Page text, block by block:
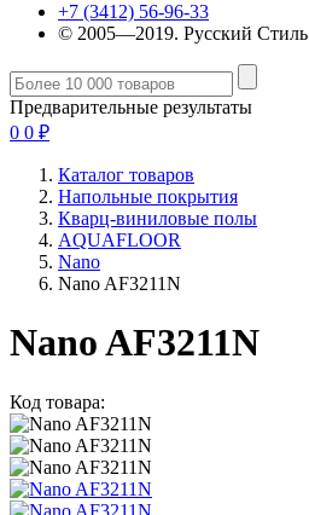
+7 (3412) 56-96-33
© 2005—2019. Русский Стиль
Предварительные результаты
0 0 ₽
Каталог товаров
Напольные покрытия
Кварц-виниловые полы
AQUAFLOOR
Nano
Nano AF3211N
Nano AF3211N
Код товара: